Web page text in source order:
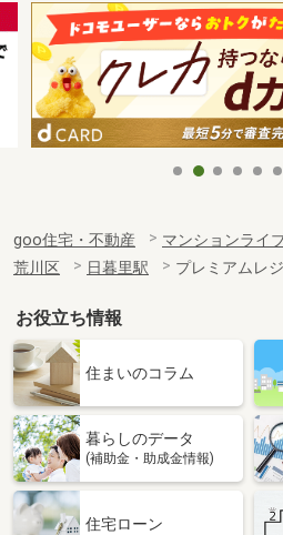
goo住宅・不動産 マンションライ
荒川区
日暮里駅 プレミアムレ
お役立ち情報
住まいのコラム
暮らしのデータ
(補助金・助成金情報)
住宅ローン